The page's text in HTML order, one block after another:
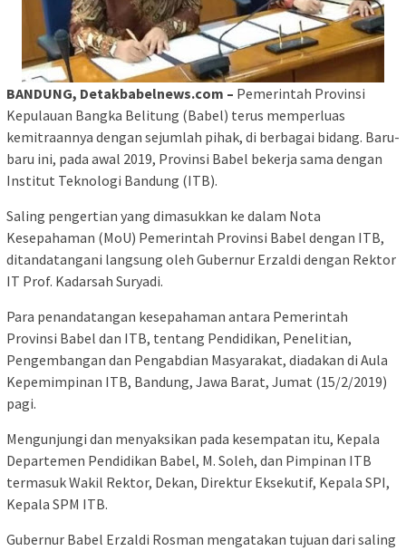
BANDUNG, Detakbabelnews.com – Pemerintah Provinsi
Kepulauan Bangka Belitung (Babel) terus memperluas
kemitraannya dengan sejumlah pihak, di berbagai bidang. Baru-
baru ini, pada awal 2019, Provinsi Babel bekerja sama dengan
Institut Teknologi Bandung (ITB).
Saling pengertian yang dimasukkan ke dalam Nota
Kesepahaman (MoU) Pemerintah Provinsi Babel dengan ITB,
ditandatangani langsung oleh Gubernur Erzaldi dengan Rektor
IT Prof. Kadarsah Suryadi.
Para penandatangan kesepahaman antara Pemerintah
Provinsi Babel dan ITB, tentang Pendidikan, Penelitian,
Pengembangan dan Pengabdian Masyarakat, diadakan di Aula
Kepemimpinan ITB, Bandung, Jawa Barat, Jumat (15/2/2019)
pagi.
Mengunjungi dan menyaksikan pada kesempatan itu, Kepala
Departemen Pendidikan Babel, M. Soleh, dan Pimpinan ITB
termasuk Wakil Rektor, Dekan, Direktur Eksekutif, Kepala SPI,
Kepala SPM ITB.
Gubernur Babel Erzaldi Rosman mengatakan tujuan dari saling